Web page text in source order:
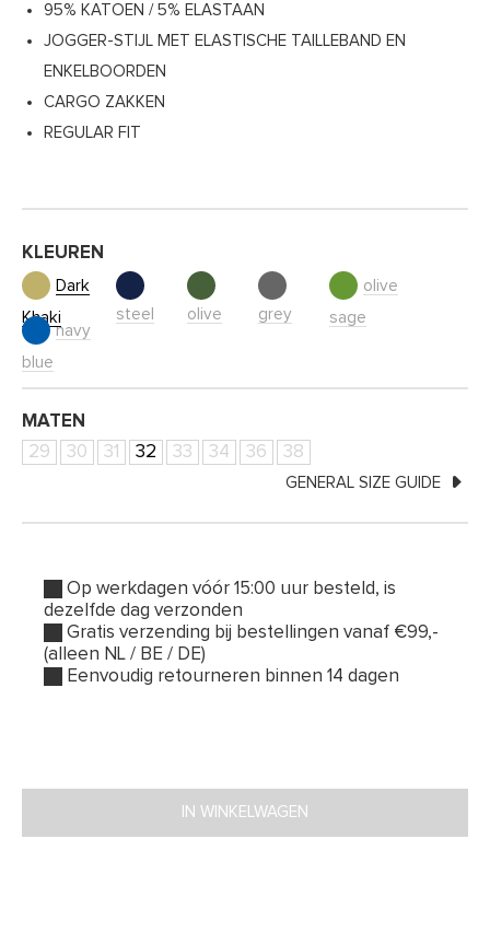
95% KATOEN / 5% ELASTAAN
JOGGER-STIJL MET ELASTISCHE TAILLEBAND EN
ENKELBOORDEN
CARGO ZAKKEN
REGULAR FIT
KLEUREN
Dark
Khaki
steel olive grey
olive
sage
navy
blue
MATEN
29
30 31 32 33 34 36 38
GENERAL SIZE GUIDE
Op werkdagen vóór 15:00 uur besteld, is
dezelfde dag verzonden
Gratis verzending bij bestellingen vanaf €99,-
(alleen NL / BE / DE)
Eenvoudig retourneren binnen 14 dagen
IN WINKELWAGEN